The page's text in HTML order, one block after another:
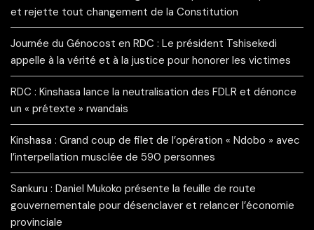
et rejette tout changement de la Constitution
Journée du Génocost en RDC : Le président Tshisekedi
appelle à la vérité et à la justice pour honorer les victimes
RDC : Kinshasa lance la neutralisation des FDLR et dénonce
un « prétexte » rwandais
Kinshasa : Grand coup de filet de l’opération « Ndobo » avec
l’interpellation musclée de 590 personnes
Sankuru : Daniel Mukoko présente la feuille de route
gouvernementale pour désenclaver et relancer l’économie
provinciale